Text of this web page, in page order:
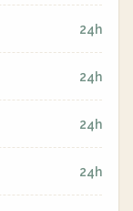
24h
24h
24h
24h